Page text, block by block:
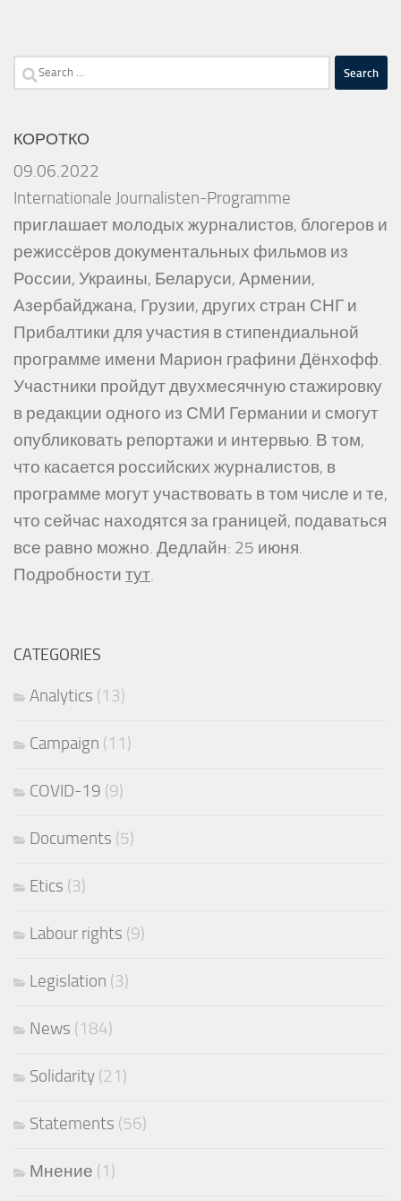
Search
КОРОТКО
09.06.2022
Internationale Journalisten-Programme
приглашает молодых журналистов, блогеров и
режиссёров документальных фильмов из
России, Украины, Беларуси, Армении,
Азербайджана, Грузии, других стран СНГ и
Прибалтики для участия в стипендиальной
программе имени Марион графини Дёнхофф.
Участники пройдут двухмесячную стажировку
в редакции одного из СМИ Германии и смогут
опубликовать репортажи и интервью. В том,
что касается российских журналистов, в
программе могут участвовать в том числе и те,
что сейчас находятся за границей, подаваться
все равно можно. Дедлайн: 25 июня.
Подробности тут.
CATEGORIES
Analytics (13)
Campaign (11)
COVID-19 (9)
Documents (5)
Etics (3)
Labour rights (9)
Legislation (3)
News (184)
Solidarity (21)
Statements (56)
Мнение (1)